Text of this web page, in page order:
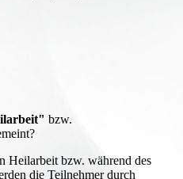
bzw.
Heilarbeit bzw. während des
die Teilnehmer durch